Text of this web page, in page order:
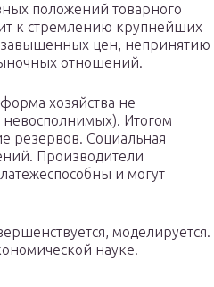
положений товарного
к стремлению крупнейших
завышенных цен, непринятию
отношений.
хозяйства не
Итогом
резервов. Социальная
Производители
и могут
моделируется.
науке.